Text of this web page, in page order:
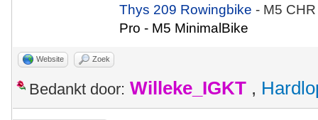
Thys 209 Rowingbike- M5
Pro - M5 MinimalBike
Website Zoek
Bedankt door: Willeke_IGKT ,